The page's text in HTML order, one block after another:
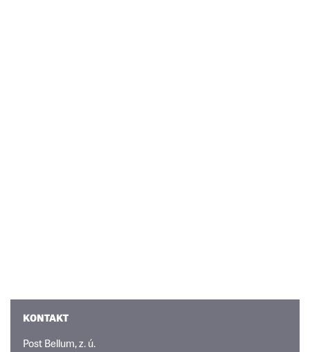
KONTAKT
Post Bellum, z. ú.